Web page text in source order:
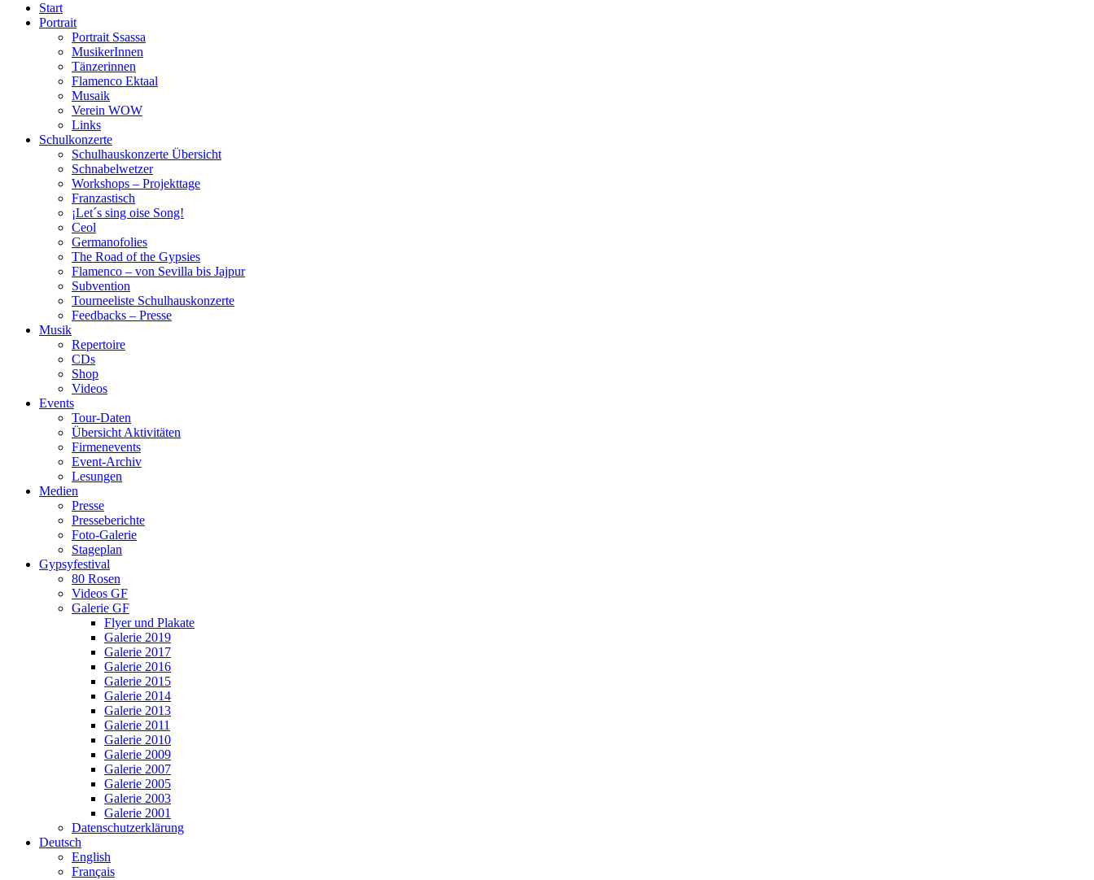
Start
Portrait
Portrait Ssassa
MusikerInnen
Tänzerinnen
Flamenco Ektaal
Musaik
Verein WOW
Links
Schulkonzerte
Schulhauskonzerte Übersicht
Schnabelwetzer
Workshops – Projekttage
Franzastisch
¡Let´s sing oise Song!
Ceol
Germanofolies
The Road of the Gypsies
Flamenco – von Sevilla bis Jajpur
Subvention
Tourneeliste Schulhauskonzerte
Feedbacks – Presse
Musik
Repertoire
CDs
Shop
Videos
Events
Tour-Daten
Übersicht Aktivitäten
Firmenevents
Event-Archiv
Lesungen
Medien
Presse
Presseberichte
Foto-Galerie
Stageplan
Gypsyfestival
80 Rosen
Videos GF
Galerie GF
Flyer und Plakate
Galerie 2019
Galerie 2017
Galerie 2016
Galerie 2015
Galerie 2014
Galerie 2013
Galerie 2011
Galerie 2010
Galerie 2009
Galerie 2007
Galerie 2005
Galerie 2003
Galerie 2001
Datenschutzerklärung
Deutsch
English
Français